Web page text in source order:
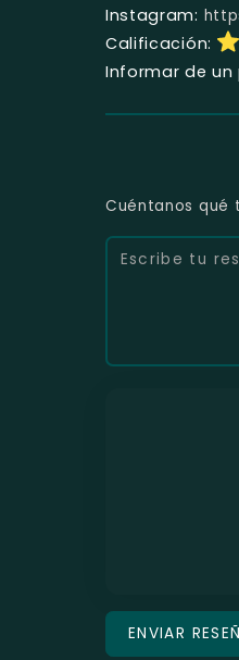
Instagram:
Calificación:
Informar de
Cuéntanos qué